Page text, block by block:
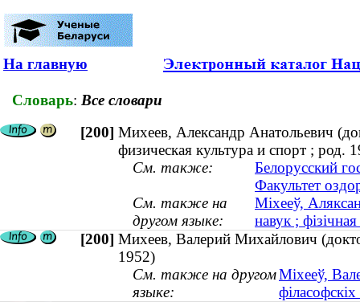
На главную
Словарь: Все словари
[200] Михеев, Александр Анатольевич
физическая культура и спорт ; род.
См. также:
Белорусский
Факультет
См. также на
другом языке:
Міхееў,
навук ;
[200] Михеев, Валерий Михайлович
1952)
См. также на другом
языке:
Міхееў,